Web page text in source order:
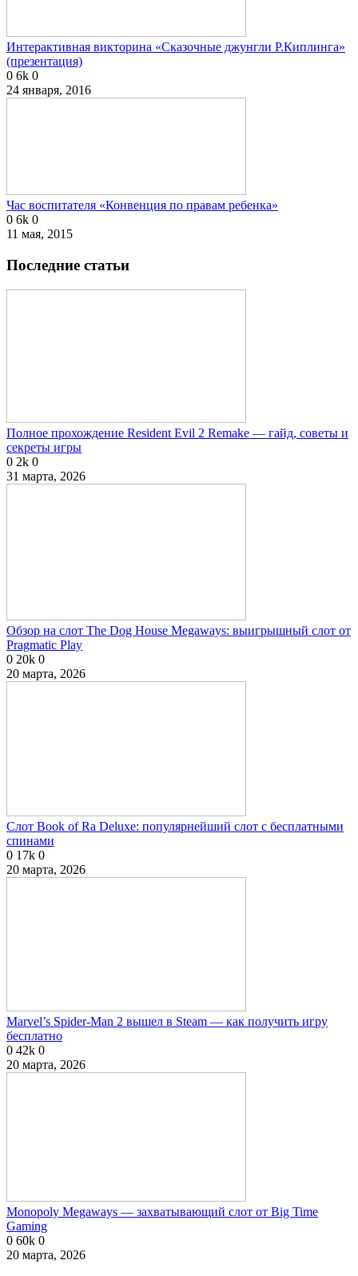
Интерактивная викторина «Сказочные джунгли Р.Киплинга»
(презентация)
0 6k 0
24 января, 2016
Час воспитателя «Конвенция по правам ребенка»
0 6k 0
11 мая, 2015
Последние статьи
Полное прохождение Resident Evil 2 Remake — гайд, советы и
секреты игры
0 2k 0
31 марта, 2026
Обзор на слот The Dog House Megaways: выигрышный слот от
Pragmatic Play
0 20k 0
20 марта, 2026
Слот Book of Ra Deluxe: популярнейший слот с бесплатными
спинами
0 17k 0
20 марта, 2026
Marvel’s Spider-Man 2 вышел в Steam — как получить игру
бесплатно
0 42k 0
20 марта, 2026
Monopoly Megaways — захватывающий слот от Big Time
Gaming
0 60k 0
20 марта, 2026